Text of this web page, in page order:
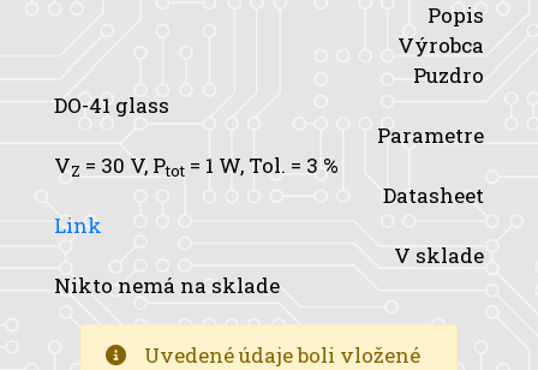
Popis
Výrobca
Puzdro
DO-41 glass
Parametre
VZ = 30 V, Ptot = 1 W, Tol. = 3 %
Datasheet
Link
V sklade
Nikto nemá na sklade
Uvedené údaje boli vložené